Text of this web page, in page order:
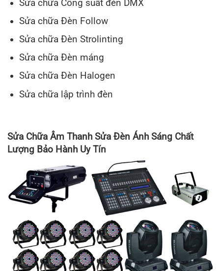
Sửa chữa Công suất đèn DMX
Sửa chữa Đèn Follow
Sửa chữa Đèn Strolinting
Sửa chữa Đèn máng
Sửa chữa Đèn Halogen
Sửa chữa lập trình đèn
Sửa Chữa Âm Thanh Sửa Đèn Ánh Sáng Chất
Lượng Bảo Hành Uy Tín